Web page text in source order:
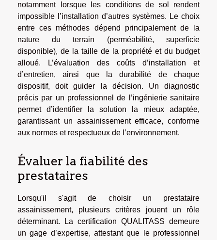
notamment lorsque les conditions de sol rendent
impossible l’installation d’autres systèmes. Le choix
entre ces méthodes dépend principalement de la
nature du terrain (perméabilité, superficie
disponible), de la taille de la propriété et du budget
alloué. L’évaluation des coûts d’installation et
d’entretien, ainsi que la durabilité de chaque
dispositif, doit guider la décision. Un diagnostic
précis par un professionnel de l’ingénierie sanitaire
permet d’identifier la solution la mieux adaptée,
garantissant un assainissement efficace, conforme
aux normes et respectueux de l’environnement.
Évaluer la fiabilité des
prestataires
Lorsqu'il s'agit de choisir un prestataire
assainissement, plusieurs critères jouent un rôle
déterminant. La certification QUALITASS demeure
un gage d’expertise, attestant que le professionnel